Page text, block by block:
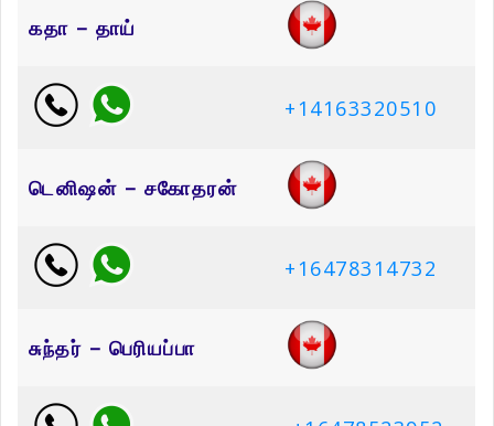
கதா – தாய்
+14163320510
டெனிஷன் – சகோதரன்
+16478314732
சுந்தர் – பெரியப்பா